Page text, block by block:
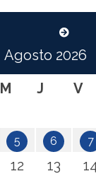
Agosto 2026
M J V
5 6 7
12 13